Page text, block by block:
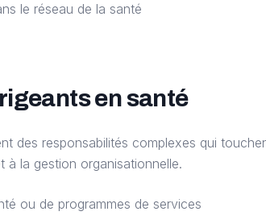
le réseau de la santé
en santé
des responsabilités complexes qui
la gestion organisationnelle.
ou de programmes de services